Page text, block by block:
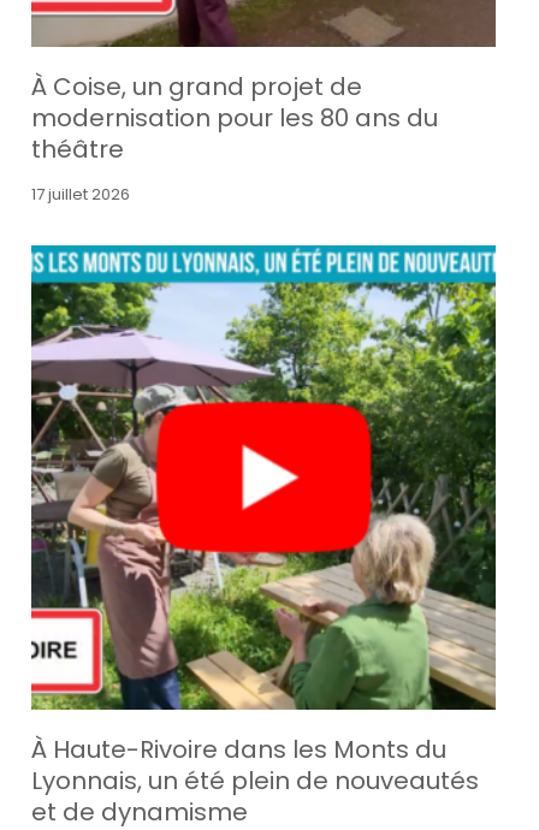
À Coise, un grand projet de
modernisation pour les 80 ans du
théâtre
17 juillet 2026
À Haute-Rivoire dans les Monts du
Lyonnais, un été plein de nouveautés
et de dynamisme